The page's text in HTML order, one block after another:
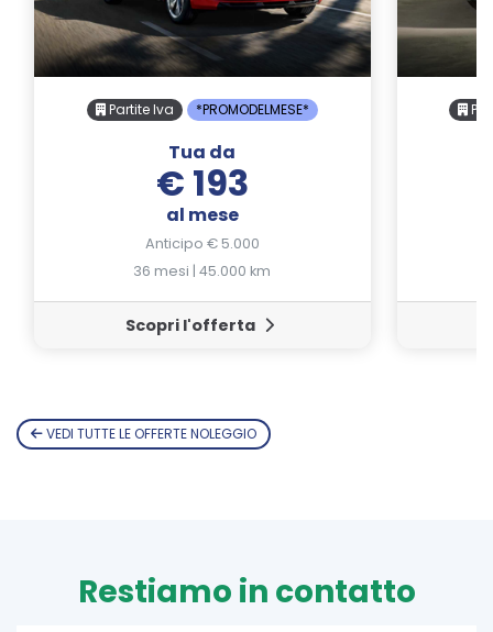
Partite Iva *PROMODELMESE*
Tua da
€ 193
al mese
Anticipo € 5.000
36 mesi | 45.000 km
Scopri l'offerta
VEDI TUTTE LE OFFERTE NOLEGGIO
Restiamo in contatto